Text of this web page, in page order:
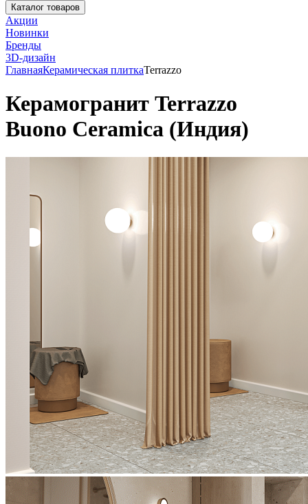
Каталог товаров
Акции
Новинки
Бренды
3D-дизайн
ГлавнаяКерамическая плиткаTerrazzo
Керамогранит Terrazzo
Buono Ceramica (Индия)